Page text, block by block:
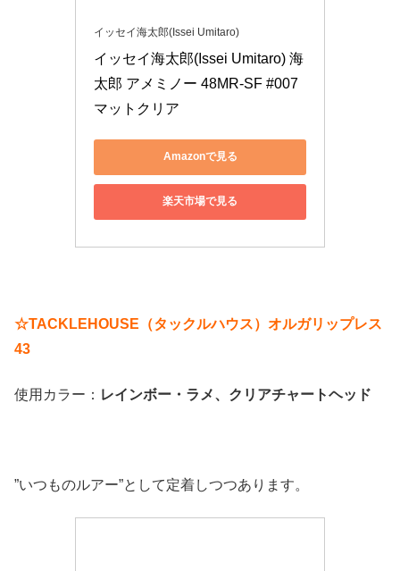
イッセイ海太郎(Issei Umitaro)
イッセイ海太郎(Issei Umitaro) 海
太郎 アメミノー 48MR-SF #007
マットクリア
Amazonで見る
楽天市場で見る
☆TACKLEHOUSE（タックルハウス）オルガリップレス
43
使用カラー： レインボー・ラメ、クリアチャートヘッド
”いつものルアー”として定着しつつあります。